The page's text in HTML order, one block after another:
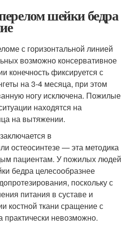
шейки бедра
с горизонтальной линией
возможно консервативное
конечность фиксируется с
на 3-4 месяца, при этом
ногу исключена. Пожилые
находятся на
на вытяжении.
в
остеосинтезе — эта методика
пациентам. У пожилых людей
бедра целесообразнее
поскольку с
питания в суставе и
костной ткани сращение с
невозможно.